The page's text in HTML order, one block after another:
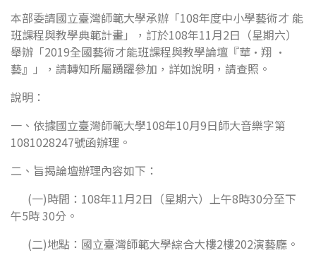
本部委請國立臺灣師範大學承辦「108年度中小學藝術才 能
班課程與教學典範計畫」，訂於108年11月2日（星期六）
舉辦「2019全國藝術才能班課程與教學論壇『華•翔 •
藝』」，請轉知所屬踴躍參加，詳如說明，請查照。
說明：
一、依據國立臺灣師範大學108年10月9日師大音樂字第
1081028247號函辦理。
二、旨揭論壇辦理內容如下：
(一)時間：108年11月2日（星期六）上午8時30分至下
午5時 30分。
(二)地點：國立臺灣師範大學綜合大樓2樓202演藝廳。